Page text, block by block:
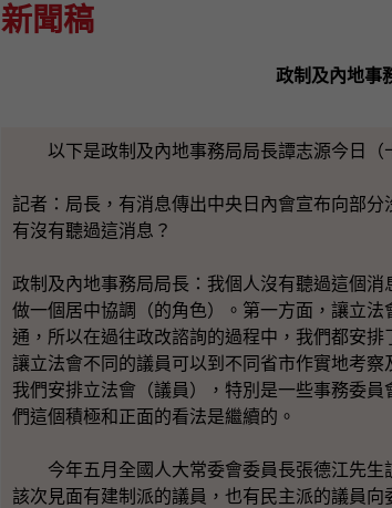
新聞稿
政制及內地事
以下是政制及內地事務局局長譚志源今日（
記者：局長，有消息傳出中央日內會宣布向部
有沒有聽過這消息？
政制及內地事務局局長：我個人沒有聽過這個
做一個居中協調（的角色）。第一方面，讓立
通，所以在過往政改諮詢的過程中，我們都安
讓立法會不同的議員可以到不同省市作實地考
我們安排立法會（議員），特別是一些事務委
們這個積極和正面的看法是繼續的。
今年五月全國人大常委會委員長張德江先生
該次見面有建制派的議員，也有民主派的議員